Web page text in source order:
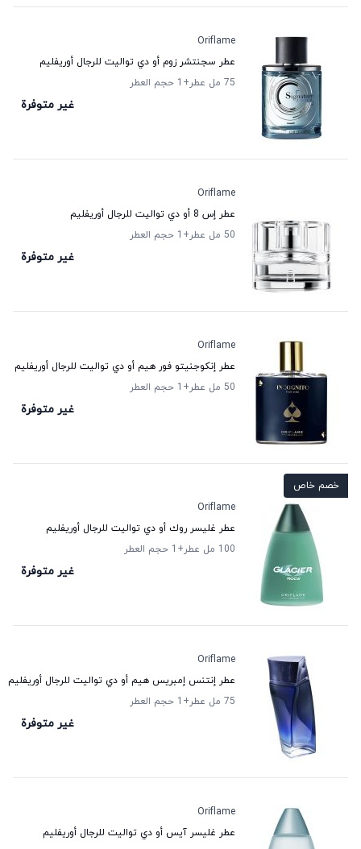
Oriflame
عطر سجنتشر زوم أو دي تواليت للرجال أوريفليم
75 مل عطر
+1 حجم العطر
غير متوفرة
Oriflame
عطر إس 8 أو دي تواليت للرجال أوريفليم
50 مل عطر
+1 حجم العطر
غير متوفرة
Oriflame
عطر إنكوجنيتو فور هيم أو دي تواليت للرجال أوريفليم
50 مل عطر
+1 حجم العطر
غير متوفرة
خصم خاص
Oriflame
عطر غليسر روك أو دي تواليت للرجال أوريفليم
100 مل عطر
+1 حجم العطر
غير متوفرة
Oriflame
عطر إنتنس إمبريس هيم أو دي تواليت للرجال أوريفليم
75 مل عطر
+1 حجم العطر
غير متوفرة
Oriflame
عطر غليسر آيس أو دي تواليت للرجال أوريفليم